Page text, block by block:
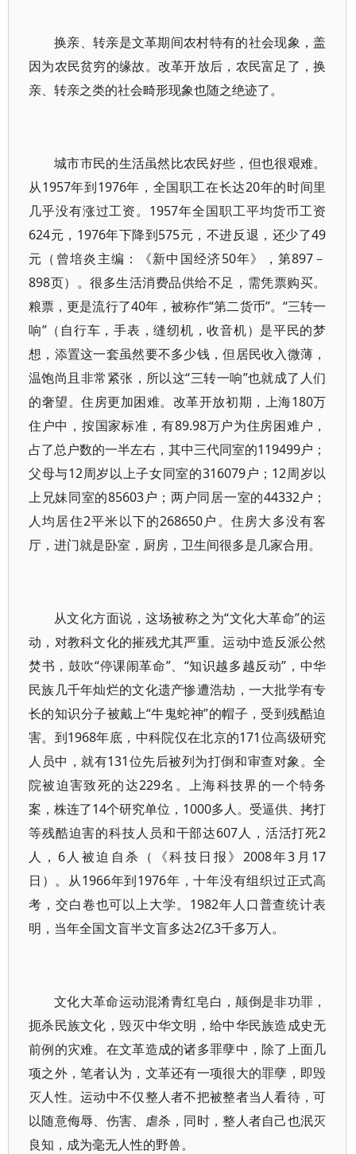
换亲、转亲是文革期间农村特有的社会现象，盖
因为农民贫穷的缘故。改革开放后，农民富足了，换
亲、转亲之类的社会畸形现象也随之绝迹了。
城市市民的生活虽然比农民好些，但也很艰难。
从1957年到1976年，全国职工在长达20年的时间里
几乎没有涨过工资。1957年全国职工平均货币工资
624元，1976年下降到575元，不进反退，还少了49
元（曾培炎主编：《新中国经济50年》，第897－
898页）。很多生活消费品供给不足，需凭票购买。
粮票，更是流行了40年，被称作“第二货币”。“三转一
响”（自行车，手表，缝纫机，收音机）是平民的梦
想，添置这一套虽然要不多少钱，但居民收入微薄，
温饱尚且非常紧张，所以这“三转一响”也就成了人们
的奢望。住房更加困难。改革开放初期，上海180万
住户中，按国家标准，有89.98万户为住房困难户，
占了总户数的一半左右，其中三代同室的119499户；
父母与12周岁以上子女同室的316079户；12周岁以
上兄妹同室的85603户；两户同居一室的44332户；
人均居住2平米以下的268650户。住房大多没有客
厅，进门就是卧室，厨房，卫生间很多是几家合用。
从文化方面说，这场被称之为“文化大革命”的运
动，对教科文化的摧残尤其严重。运动中造反派公然
焚书，鼓吹“停课闹革命”、“知识越多越反动”，中华
民族几千年灿烂的文化遗产惨遭浩劫，一大批学有专
长的知识分子被戴上“牛鬼蛇神”的帽子，受到残酷迫
害。到1968年底，中科院仅在北京的171位高级研究
人员中，就有131位先后被列为打倒和审查对象。全
院被迫害致死的达229名。上海科技界的一个特务
案，株连了14个研究单位，1000多人。受逼供、拷打
等残酷迫害的科技人员和干部达607人，活活打死2
人，6人被迫自杀（《科技日报》2008年3月17
日）。从1966年到1976年，十年没有组织过正式高
考，交白卷也可以上大学。1982年人口普查统计表
明，当年全国文盲半文盲多达2亿3千多万人。
文化大革命运动混淆青红皂白，颠倒是非功罪，
扼杀民族文化，毁灭中华文明，给中华民族造成史无
前例的灾难。在文革造成的诸多罪孽中，除了上面几
项之外，笔者认为，文革还有一项很大的罪孽，即毁
灭人性。运动中不仅整人者不把被整者当人看待，可
以随意侮辱、伤害、虐杀，同时，整人者自己也泯灭
良知，成为毫无人性的野兽。